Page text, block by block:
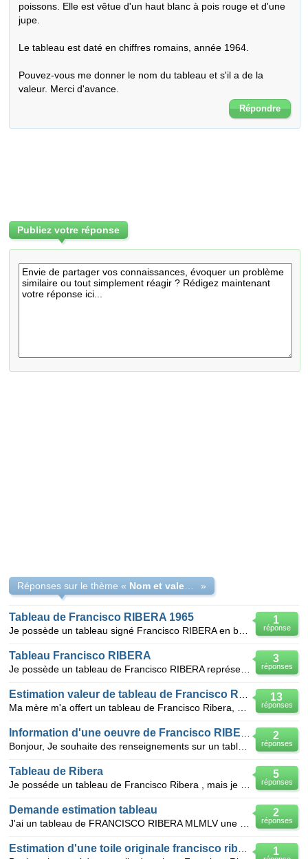
poissons. Elle est vêtue d'un haut blanc à pois rouge et d'une
jupe.
Le tableau est daté en chiffres romains, année 1964.
Pouvez-vous me donner le nom du tableau et s'il a de la
valeur. Merci d'avance.
Répondre
Publiez votre réponse
Réponses sur le thème « »
1
réponse
Tableau de Francisco RIBERA 1965
3
réponses
Tableau Francisco RIBERA
13
réponses
2
réponses
5
réponses
Tableau de Ribera
2
réponses
Demande estimation tableau
1